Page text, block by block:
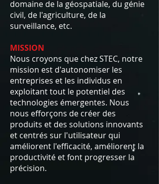
domaine de la géospatiale, du génie
civil, de l'agriculture, de la
surveillance, etc.
MISSION
Nous croyons que chez STEC, notre
mission est d'autonomiser les
entreprises et les individus en
exploitant tout le potentiel des
technologies émergentes. Nous
nous efforçons de créer des
produits et des solutions innovants
et centrés sur l'utilisateur qui
améliorent l'efficacité, améliorent la
productivité et font progresser la
précision.